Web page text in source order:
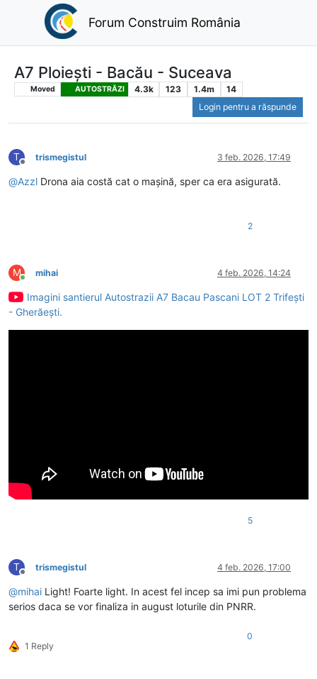
Forum Construim România
A7 Ploiești - Bacău - Suceava
Moved AUTOSTRĂZI 4.3k 123 1.4m
14
Login pentru a răspunde
T
Deconectat
trismegistul 3 feb. 2026, 17:49
@Azzl Drona aia costă cat o mașină, sper ca era asigurată.
2
M
Conectat
mihai 4 feb. 2026, 14:24
Imagini santierul Autostrazii A7 Bacau Pascani LOT 2 Trifești
- Gherăești.
5
T
Deconectat
trismegistul 4 feb. 2026, 17:00
@mihai Light! Foarte light. In acest fel incep sa imi pun problema
serios daca se vor finaliza in august loturile din PNRR.
1 Reply
0